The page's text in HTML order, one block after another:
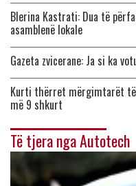
Blerina Kastrati: Dua të
asamblenë lokale
Gazeta zvicerane: Ja si ka
Kurti thërret mërgimtarët të
më 9 shkurt
Të tjera nga Autotech